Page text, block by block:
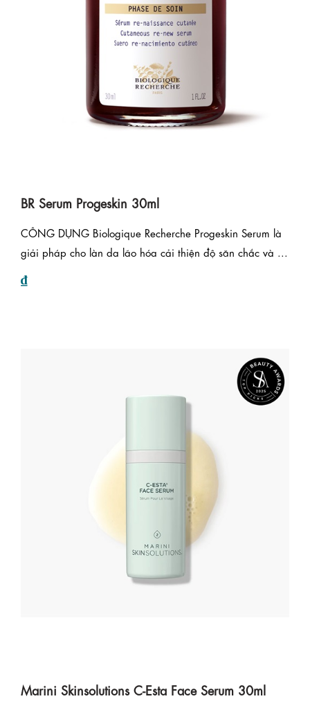
BR Serum Progeskin 30ml
CÔNG DỤNG Biologique Recherche Progeskin Serum là
giải pháp cho làn da lão hóa cải thiện độ săn chắc và ...
₫
Marini Skinsolutions C-Esta Face Serum 30ml